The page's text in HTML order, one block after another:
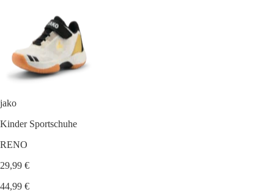
jako
Kinder Sportschuhe
RENO
29,99 €
44,99 €